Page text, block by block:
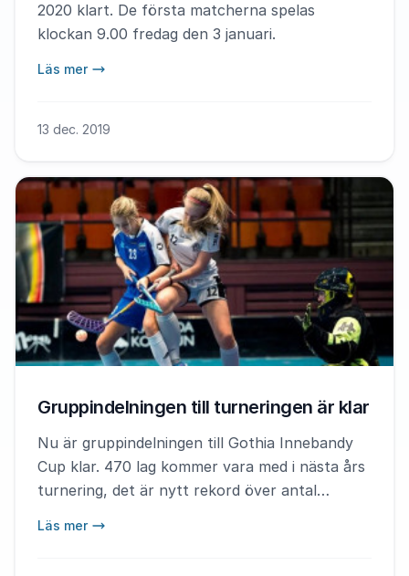
2020 klart. De första matcherna spelas
klockan 9.00 fredag den 3 januari.
Läs mer
13 dec. 2019
Gruppindelningen till turneringen är klar
Nu är gruppindelningen till Gothia Innebandy
Cup klar. 470 lag kommer vara med i nästa års
turnering, det är nytt rekord över antal
Läs mer